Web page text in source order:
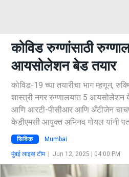
कोविड रुग्णांसाठी
आयसोलेशन बेड तयार
कोविड-19 च्या तयारीचा भाग म्हणून,
शास्त्री नगर रुग्णालयात 5
आणि आरटी-पीसीआर आणि अँटीजेन
केडीएमसी आयुक्त अभिनव गोयल यांनी
सिविक Mumbai
मुंबई लाइव्ह टीम| Jun 12, 2025 | 04:00 PM